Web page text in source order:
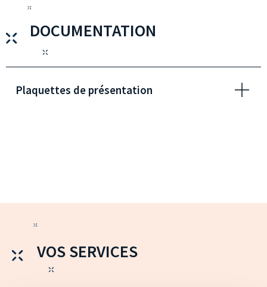
DOCUMENTATION
Plaquettes de présentation
VOS SERVICES